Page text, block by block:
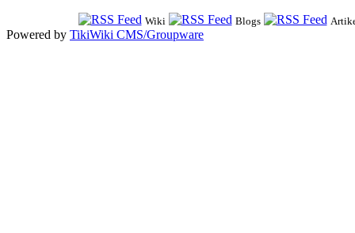
Wiki Blogs
Powered by TikiWiki CMS/Groupware